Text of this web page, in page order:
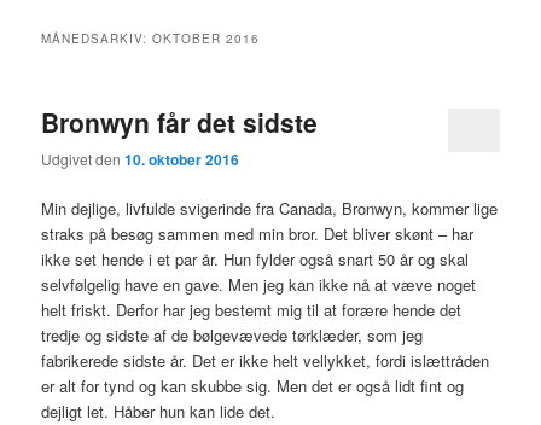
MÅNEDSARKIV:OKTOBER 2016
Bronwyn får det sidste
Udgivet den10. oktober 2016
Min dejlige, livfulde svigerinde fra Canada, Bronwyn, kommer lige
straks på besøg sammen med min bror. Det bliver skønt – har
ikke set hende i et par år. Hun fylder også snart 50 år og skal
selvfølgelig have en gave. Men jeg kan ikke nå at væve noget
helt friskt. Derfor har jeg bestemt mig til at forære hende det
tredje og sidste af de bølgevævede tørklæder, som jeg
fabrikerede sidste år. Det er ikke helt vellykket, fordi islættråden
er alt for tynd og kan skubbe sig. Men det er også lidt fint og
dejligt let. Håber hun kan lide det.